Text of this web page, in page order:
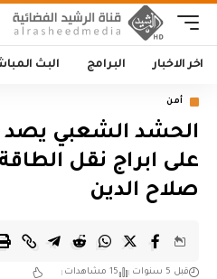
اخر الاخبار البرامج البث
أمن
الحشد الشعبي
على ابراج نقل
صلاح الدين
قبل 5 سنوات 15 مشاهدات